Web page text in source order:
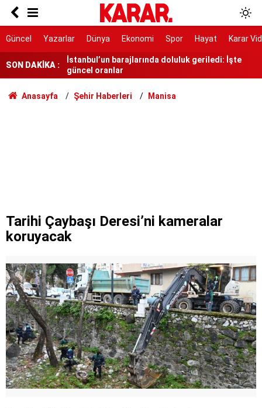
Güncel Yazarlar Dünya Ekonomi Spor Hayat Karar
SON DAKİKA :
Hava sıcaklıkları düşüyor, yağmur geliyor
güncel oranlar
Türkiye'den vize serbestisi için yeni adım
7 gün 7 gece hiç durmadan döndüler
tutuklandı
Anasayfa Şehir Haberleri Manisa
Tarihi Çaybaşı Deresi’ni kameralar
koruyacak